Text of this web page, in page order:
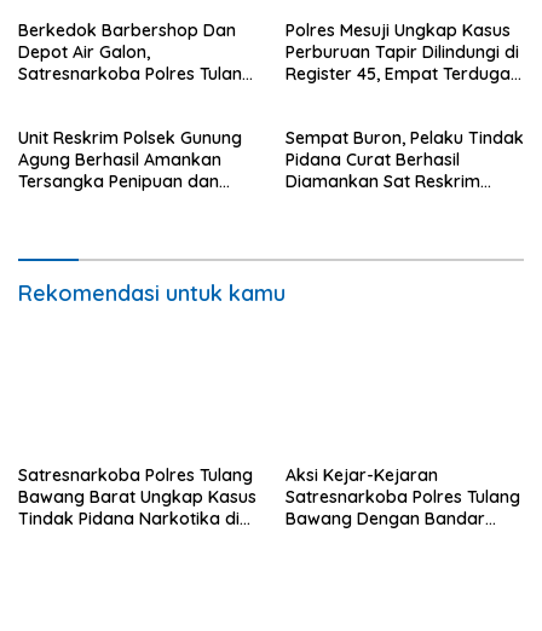
Berkedok Barbershop Dan
Depot Air Galon,
Satresnarkoba Polres Tulang
Kenanga.
‎Polres Mesuji Ungkap Kasus
Perburuan Tapir Dilindungi di
Register 45, Empat Terduga
Unit Reskrim Polsek Gunung
Agung Berhasil Amankan
Tersangka Penipuan dan
Sempat Buron, Pelaku Tindak
Pidana Curat Berhasil
Diamankan Sat Reskrim
Rekomendasi untuk kamu
Satresnarkoba Polres Tulang
Bawang Barat Ungkap Kasus
Tindak Pidana Narkotika di
Aksi Kejar-Kejaran
Satresnarkoba Polres Tulang
Bawang Dengan Bandar